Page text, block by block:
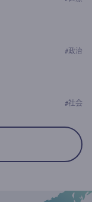
#政治
#社会